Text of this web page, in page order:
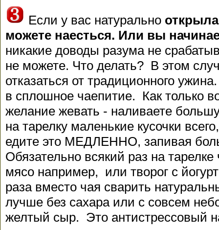
Если у вас натурально
можете наесться. Или вы
никакие доводы разума не
не можете. Что делать? В этом
отказаться от традиционного
в сплошное чаепитие. Как только
желание жевать - наливаете
на тарелку маленькие кусочки
едите это МЕДЛЕННО, запивая
Обязательно всякий раз на
мясо например, или творог с
раза вместо чая сварить
лучше без сахара или с совсем
желтый сыр. Это антистрессовый